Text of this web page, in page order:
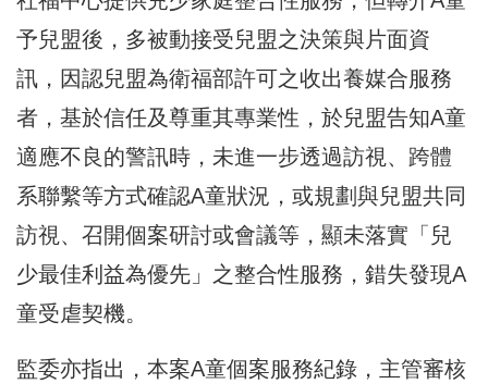
予兒盟後，多被動接受兒盟之決策與片面資
訊，因認兒盟為衛福部許可之收出養媒合服務
者，基於信任及尊重其專業性，於兒盟告知A童
適應不良的警訊時，未進一步透過訪視、跨體
系聯繫等方式確認A童狀況，或規劃與兒盟共同
訪視、召開個案研討或會議等，顯未落實「兒
少最佳利益為優先」之整合性服務，錯失發現A
童受虐契機。
監委亦指出，本案A童個案服務紀錄，主管審核